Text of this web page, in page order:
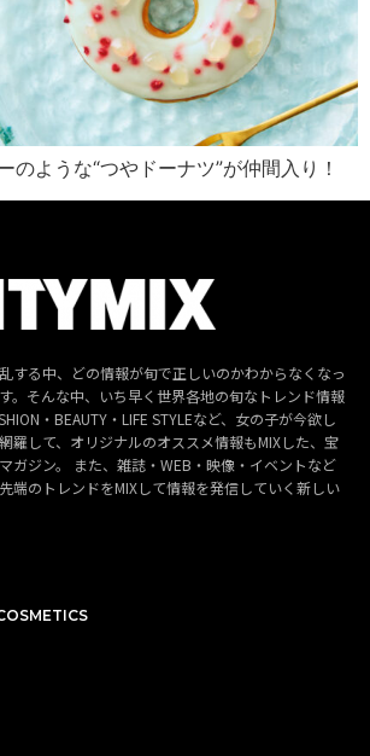
のような“つやドーナツ”が仲間入り！
する中、どの情報が旬で正しいのかわからなくなっ
。そんな中、いち早く世界各地の旬なトレンド情報
・BEAUTY・LIFE STYLEなど、女の子が今欲し
羅して、オリジナルのオススメ情報もMIXした、宝
ガジン。 また、雑誌・WEB・映像・イベントなど
端のトレンドをMIXして情報を発信していく新しい